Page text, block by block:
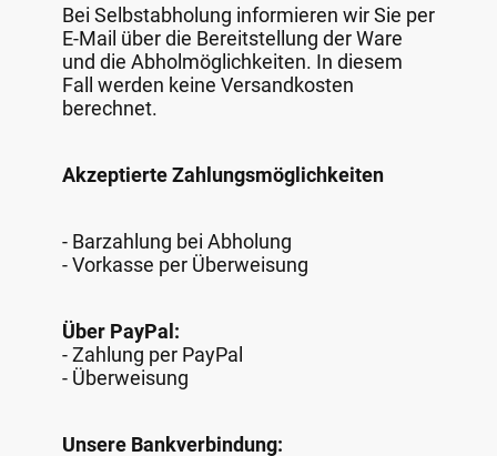
Bei Selbstabholung informieren wir Sie per
E-Mail über die Bereitstellung der Ware
und die Abholmöglichkeiten. In diesem
Fall werden keine Versandkosten
berechnet.
Akzeptierte Zahlungsmöglichkeiten
- Barzahlung bei Abholung
- Vorkasse per Überweisung
Über PayPal:
- Zahlung per PayPal
- Überweisung
Unsere Bankverbindung: